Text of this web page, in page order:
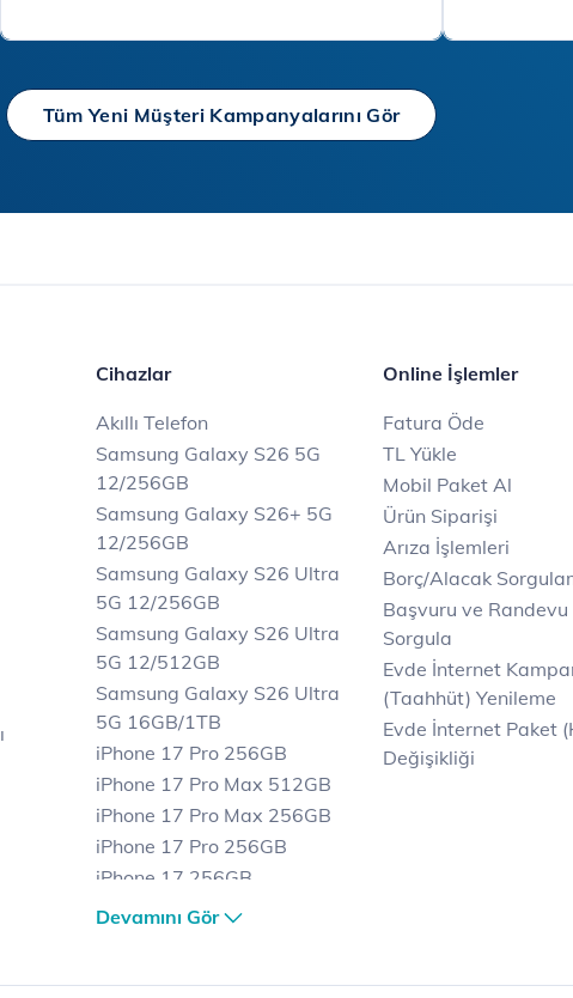
Tüm Yeni Müşteri Kampanyalarını Gör
Cihazlar
Akıllı Telefon
Samsung Galaxy S26 5G
12/256GB
Samsung Galaxy S26+ 5G
12/256GB
Samsung Galaxy S26 Ultra
5G 12/256GB
Samsung Galaxy S26 Ultra
5G 12/512GB
Samsung Galaxy S26 Ultra
5G 16GB/1TB
iPhone 17 Pro 256GB
iPhone 17 Pro Max 512GB
iPhone 17 Pro Max 256GB
iPhone 17 Pro 256GB
iPhone 17 256GB
iPhone 17 Air 256GB
Devamını Gör
Online İşlemler
Fatura Öde
TL Yükle
Mobil Paket Al
Ürün Siparişi
Arıza İşlemleri
Borç/Alacak
Başvuru ve Randevu
Sorgula
Evde İnternet
(Taahhüt) Yenileme
Evde İnternet Paket
Değişikliği